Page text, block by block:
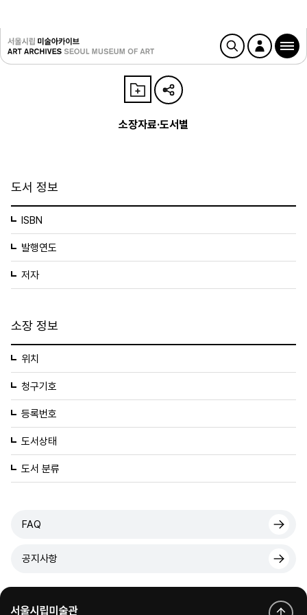
소장자료·도서별
도서 정보
ISBN
발행연도
저자
소장 정보
위치
청구기호
등록번호
도서상태
도서 분류
FAQ
공지사항